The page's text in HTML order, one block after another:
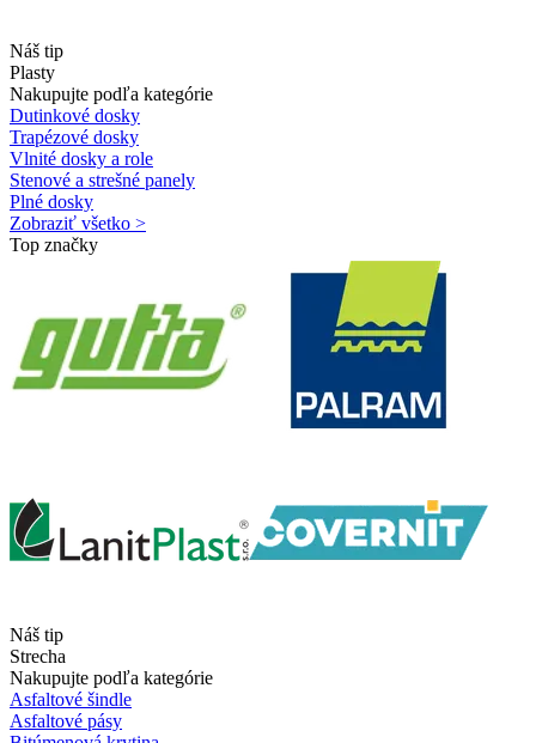
Náš tip
Plasty
Nakupujte podľa kategórie
Dutinkové dosky
Trapézové dosky
Vlnité dosky a role
Stenové a strešné panely
Plné dosky
Zobraziť všetko >
Top značky
Náš tip
Strecha
Nakupujte podľa kategórie
Asfaltové šindle
Asfaltové pásy